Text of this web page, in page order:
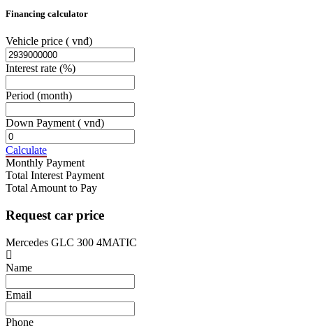
Financing calculator
Vehicle price ( vnđ)
Interest rate (%)
Period (month)
Down Payment ( vnđ)
Calculate
Monthly Payment
Total Interest Payment
Total Amount to Pay
Request car price
Mercedes GLC 300 4MATIC
Name
Email
Phone